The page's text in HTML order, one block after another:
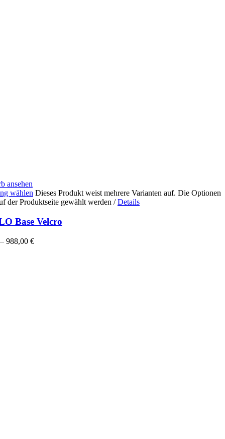
ansehen
wählen Dieses Produkt weist mehrere Varianten auf. Die Optionen
der Produktseite gewählt werden / Details
Base Velcro
988,00 €